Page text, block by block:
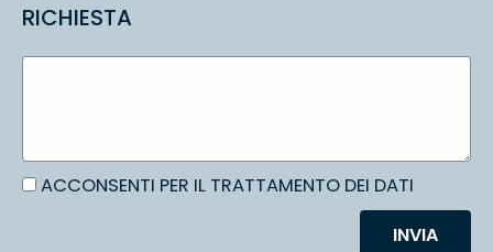
RICHIESTA
ACCONSENTI PER IL TRATTAMENTO DEI DATI
INVIA